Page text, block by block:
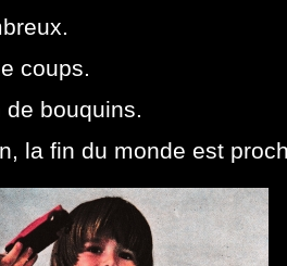
coups.
bouquins.
la fin du monde est